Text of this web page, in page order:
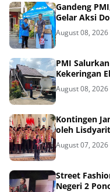
Gandeng
Gelar Aksi
August 08, 2026
PMI
Kekeringan
August 08, 2026
Kontingen
oleh
August 07, 2026
Street
Negeri 2